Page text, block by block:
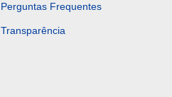
Perguntas Frequentes
Transparência